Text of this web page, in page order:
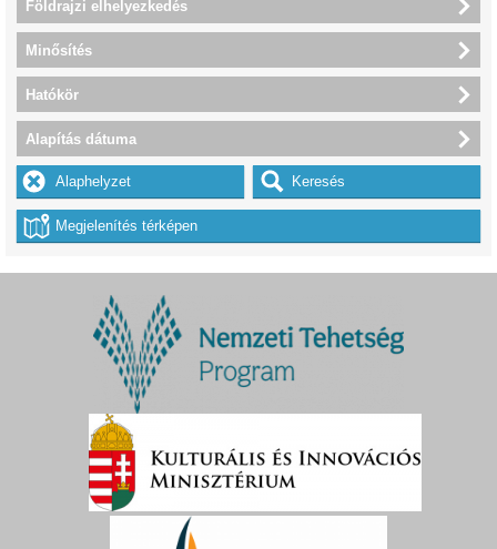
Földrajzi elhelyezkedés
Minősítés
Hatókör
Alapítás dátuma